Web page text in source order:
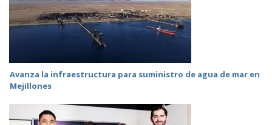
Avanza la infraestructura para suministro de agua de mar en
Mejillones